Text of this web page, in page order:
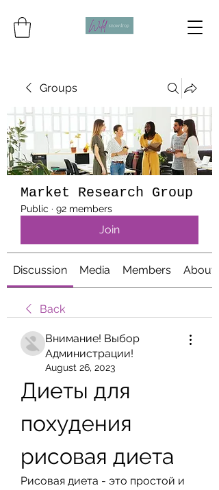
Groups
Market Research Group
Public · 92 members
Join
Discussion Media Members About
Back
Внимание! Выбор
Администрации!
August 26, 2023
Диеты для
похудения
рисовая диета
Рисовая диета - это простой и